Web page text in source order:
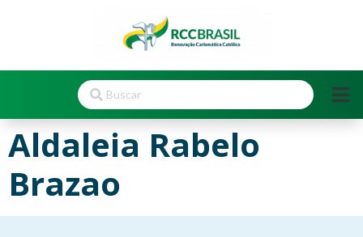
Aldaleia Rabelo
Brazao